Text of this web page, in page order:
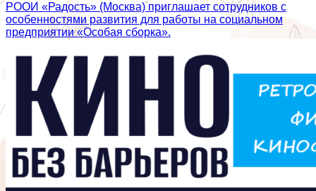
РООИ «Радость» (Москва) приглашает сотрудников с
особенностями развития для работы на социальном
предприятии «Особая сборка».